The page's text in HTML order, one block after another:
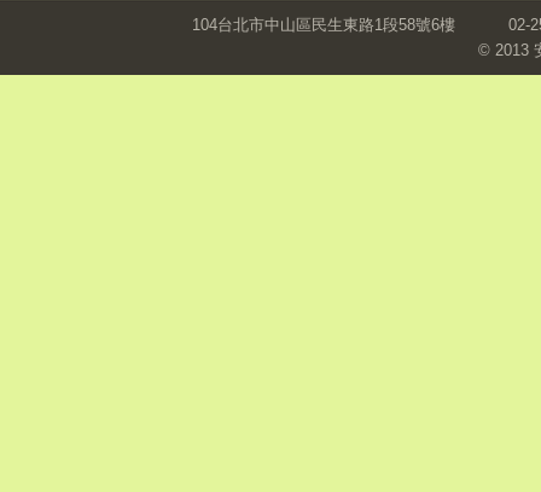
104台北市中山區民生東路1段58號6樓
02-
© 2013